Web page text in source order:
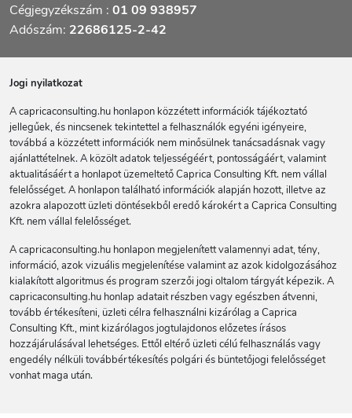
Cégjegyzékszám : 01 09 938957
Adószám: 22686125-2-42
Jogi nyilatkozat
A capricaconsulting.hu honlapon közzétett információk tájékoztató
jellegűek, és nincsenek tekintettel a felhasználók egyéni igényeire,
továbbá a közzétett információk nem minősülnek tanácsadásnak vagy
ajánlattételnek. A közölt adatok teljességéért, pontosságáért, valamint
aktualitásáért a honlapot üzemeltető Caprica Consulting Kft. nem vállal
felelősséget. A honlapon található információk alapján hozott, illetve az
azokra alapozott üzleti döntésekből eredő károkért a Caprica Consulting
Kft. nem vállal felelősséget.
A capricaconsulting.hu honlapon megjelenített valamennyi adat, tény,
információ, azok vizuális megjelenítése valamint az azok kidolgozásához
kialakított algoritmus és program szerzői jogi oltalom tárgyát képezik. A
capricaconsulting.hu honlap adatait részben vagy egészben átvenni,
tovább értékesíteni, üzleti célra felhasználni kizárólag a Caprica
Consulting Kft., mint kizárólagos jogtulajdonos előzetes írásos
hozzájárulásával lehetséges. Ettől eltérő üzleti célú felhasználás vagy
engedély nélküli továbbértékesítés polgári és büntetőjogi felelősséget
vonhat maga után.